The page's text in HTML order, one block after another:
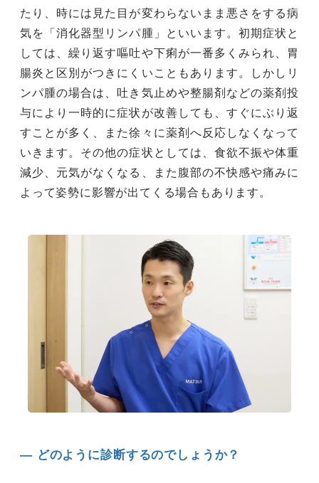
たり、時には見た目が変わらないまま悪さをする病
気を「消化器型リンパ腫」といいます。初期症状と
しては、繰り返す嘔吐や下痢が一番多くみられ、胃
腸炎と区別がつきにくいこともあります。しかしリ
ンパ腫の場合は、吐き気止めや整腸剤などの薬剤投
与により一時的に症状が改善しても、すぐにぶり返
すことが多く、また徐々に薬剤へ反応しなくなって
いきます。その他の症状としては、食欲不振や体重
減少、元気がなくなる、また腹部の不快感や痛みに
よって姿勢に影響が出てくる場合もあります。
― どのように診断するのでしょうか？